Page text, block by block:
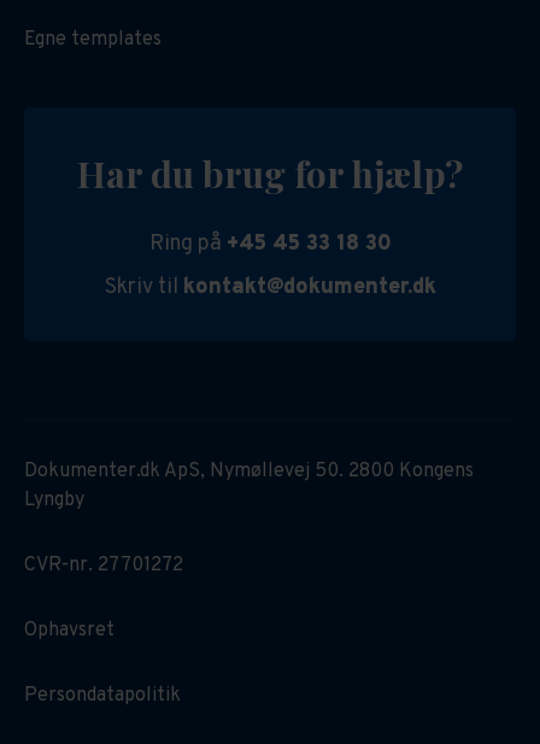
Egne templates
Har du brug for hjælp?
Ring på +45 45 33 18 30
Skriv til kontakt@dokumenter.dk
Dokumenter.dk ApS, Nymøllevej 50. 2800 Kongens
Lyngby
CVR-nr. 27701272
Ophavsret
Persondatapolitik